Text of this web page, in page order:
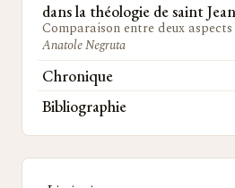
dans la théologie de saint
Comparaison entre deux
Anatole Negruta
Chronique
Bibliographie